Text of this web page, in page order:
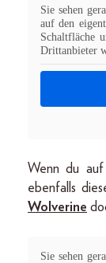
Sie sehen
auf den
Schaltfläche
Drittanbieter
Wenn du
ebenfalls
Wolverine
Sie sehen